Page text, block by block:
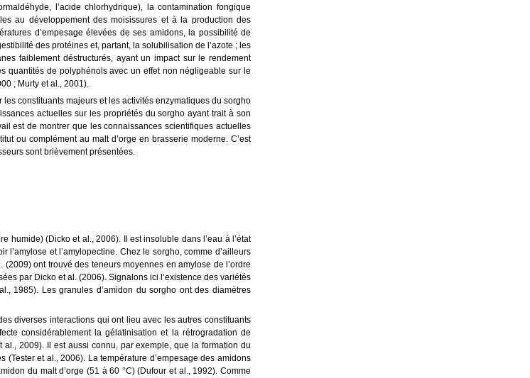
l’acide chlorhydrique), la contamination fongique
au développement des moisissures et à la production des
d’empesage élevées de ses amidons, la possibilité de
des protéines et, partant, la solubilisation de l’azote ; les
faiblement déstructurés, ayant un impact sur le rendement
quantités de polyphénols avec un effet non négligeable sur le
; Murty et al., 2001).
constituants majeurs et les activités enzymatiques du sorgho
actuelles sur les propriétés du sorgho ayant trait à son
est de montrer que les connaissances scientifiques actuelles
ou complément au malt d’orge en brasserie moderne. C’est
sont brièvement présentées.
humide) (Dicko et al., 2006). Il est insoluble dans l’eau à l’état
et l’amylopectine. Chez le sorgho, comme d’ailleurs
ont trouvé des teneurs moyennes en amylose de l’ordre
par Dicko et al. (2006). Signalons ici l’existence des variétés
1985). Les granules d’amidon du sorgho ont des diamètres
diverses interactions qui ont lieu avec les autres constituants
considérablement la gélatinisation et la rétrogradation de
2009). Il est aussi connu, par exemple, que la formation du
et al., 2006). La température d’empesage des amidons
du malt d’orge (51 à 60 °C) (Dufour et al., 1992). Comme